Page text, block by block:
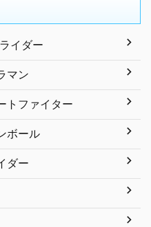
イダー
マン
トファイター
ボール
ダー